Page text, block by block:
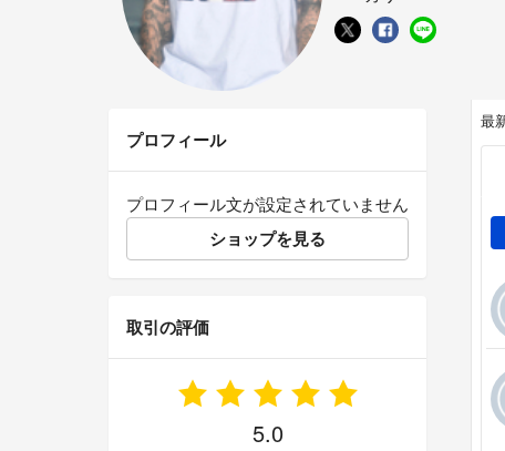
最
プロフィール
プロフィール文が設定されていません
ショップを見る
取引の評価
5.0